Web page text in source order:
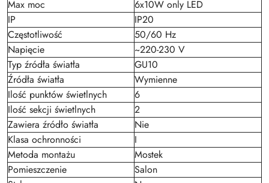
Max moc
6x10W only LED
IP
IP20
Częstotliwość
50/60 Hz
Napięcie
~220-230 V
Typ źródła światła
GU10
Źródła światła
Wymienne
Ilość punktów świetlnych
6
Ilość sekcji świetlnych
2
Zawiera źródło światła
Nie
Klasa ochronności
I
Metoda montażu
Mostek
Pomieszczenie
Salon